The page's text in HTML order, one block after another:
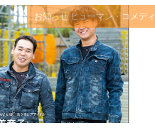
お知らせ ヒューマン・コメディ